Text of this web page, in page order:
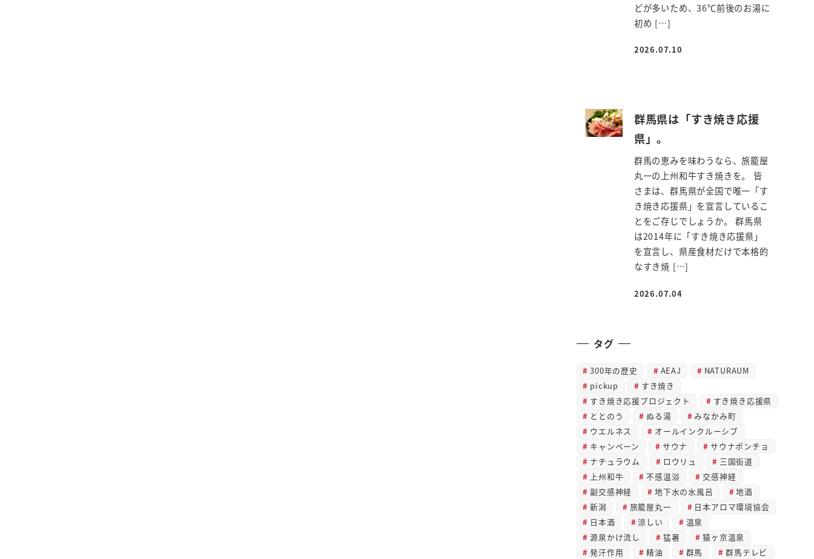
どが多いため、36℃前後のお湯に
初め […]
投稿日
2026.07.10
群馬県は「すき焼き応援
県」。
群馬の恵みを味わうなら、旅籠屋
丸一の上州和牛すき焼きを。 皆
さまは、群馬県が全国で唯一「す
き焼き応援県」を宣言しているこ
とをご存じでしょうか。 群馬県
は2014年に「すき焼き応援県」
を宣言し、県産食材だけで本格的
なすき焼 […]
投稿日
2026.07.04
タグ
300年の歴史 AEAJ
NATURAUM
pickup
すき焼き
すき焼き応援プロジェクト
すき焼き応援県
ととのう
ぬる湯
みなかみ町
ウエルネス
オールインクルーシブ
キャンペーン
サウナ
サウナポンチョ
ナチュラウム
ロウリュ
三国街道
上州和牛
不感温浴
交感神経
副交感神経
地下水の水風呂
地酒
新潟
旅籠屋丸一
日本アロマ環境協会
日本酒
涼しい
温泉
源泉かけ流し
猛暑
猿ヶ京温泉
発汗作用
精油 群馬
群馬テレビ